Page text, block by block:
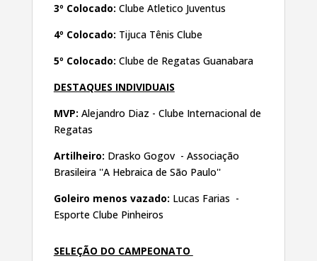
3º Colocado: Clube Atletico Juventus
4º Colocado: Tijuca Tênis Clube
5º Colocado: Clube de Regatas Guanabara
DESTAQUES INDIVIDUAIS
MVP: Alejandro Diaz - Clube Internacional de
Regatas
Artilheiro: Drasko Gogov - Associação
Brasileira ''A Hebraica de São Paulo''
Goleiro menos vazado: Lucas Farias -
Esporte Clube Pinheiros
SELEÇÃO DO CAMPEONATO